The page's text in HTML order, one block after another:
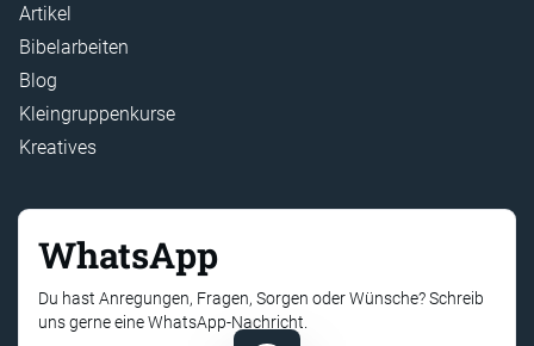
Artikel
Bibelarbeiten
Blog
Kleingruppenkurse
Kreatives
WhatsApp
Du hast Anregungen, Fragen, Sorgen oder Wünsche? Schreib
uns gerne eine WhatsApp-Nachricht.